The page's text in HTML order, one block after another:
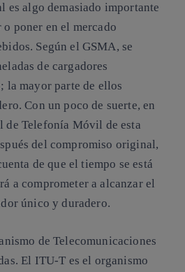
es algo demasiado importante
poner en el mercado
Según el GSMA, se
de cargadores
la mayor parte de ellos
Con un poco de suerte, en
de Telefonía Móvil de esta
del compromiso original,
de que el tiempo se está
a comprometer a alcanzar el
único y duradero.
de Telecomunicaciones
El ITU-T es el organismo